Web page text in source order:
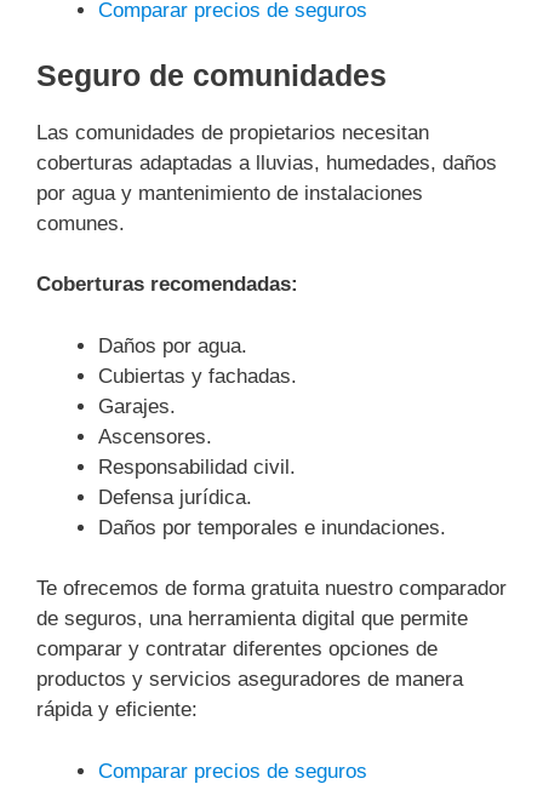
Comparar precios de seguros
Seguro de comunidades
Las comunidades de propietarios necesitan
coberturas adaptadas a lluvias, humedades, daños
por agua y mantenimiento de instalaciones
comunes.
Coberturas recomendadas:
Daños por agua.
Cubiertas y fachadas.
Garajes.
Ascensores.
Responsabilidad civil.
Defensa jurídica.
Daños por temporales e inundaciones.
Te ofrecemos de forma gratuita nuestro comparador
de seguros, una herramienta digital que permite
comparar y contratar diferentes opciones de
productos y servicios aseguradores de manera
rápida y eficiente:
Comparar precios de seguros